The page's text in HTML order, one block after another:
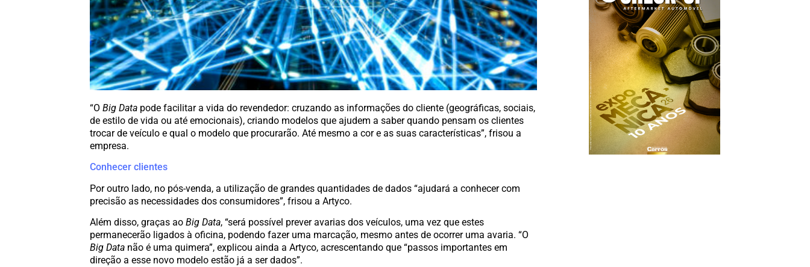
“OBig Data pode facilitar a vida do revendedor: cruzando as informações do cliente (geográficas, sociais,
de estilo de vida ou até emocionais), criando modelos que ajudem a saber quando pensam os clientes
trocar de veículo e qual o modelo que procurarão. Até mesmo a cor e as suas características”, frisou a
empresa.
Conhecer clientes
Por outro lado, no pós-venda, a utilização de grandes quantidades de dados “ajudará a conhecer com
precisão as necessidades dos consumidores”, frisou a Artyco.
Além disso, graças aoBig Data, “será possível prever avarias dos veículos, uma vez que estes
permanecerão ligados à oficina, podendo fazer uma marcação, mesmo antes de ocorrer uma avaria. “O
Big Data não é uma quimera”, explicou ainda a Artyco, acrescentando que “passos importantes em
direção a esse novo modelo estão já a ser dados”.